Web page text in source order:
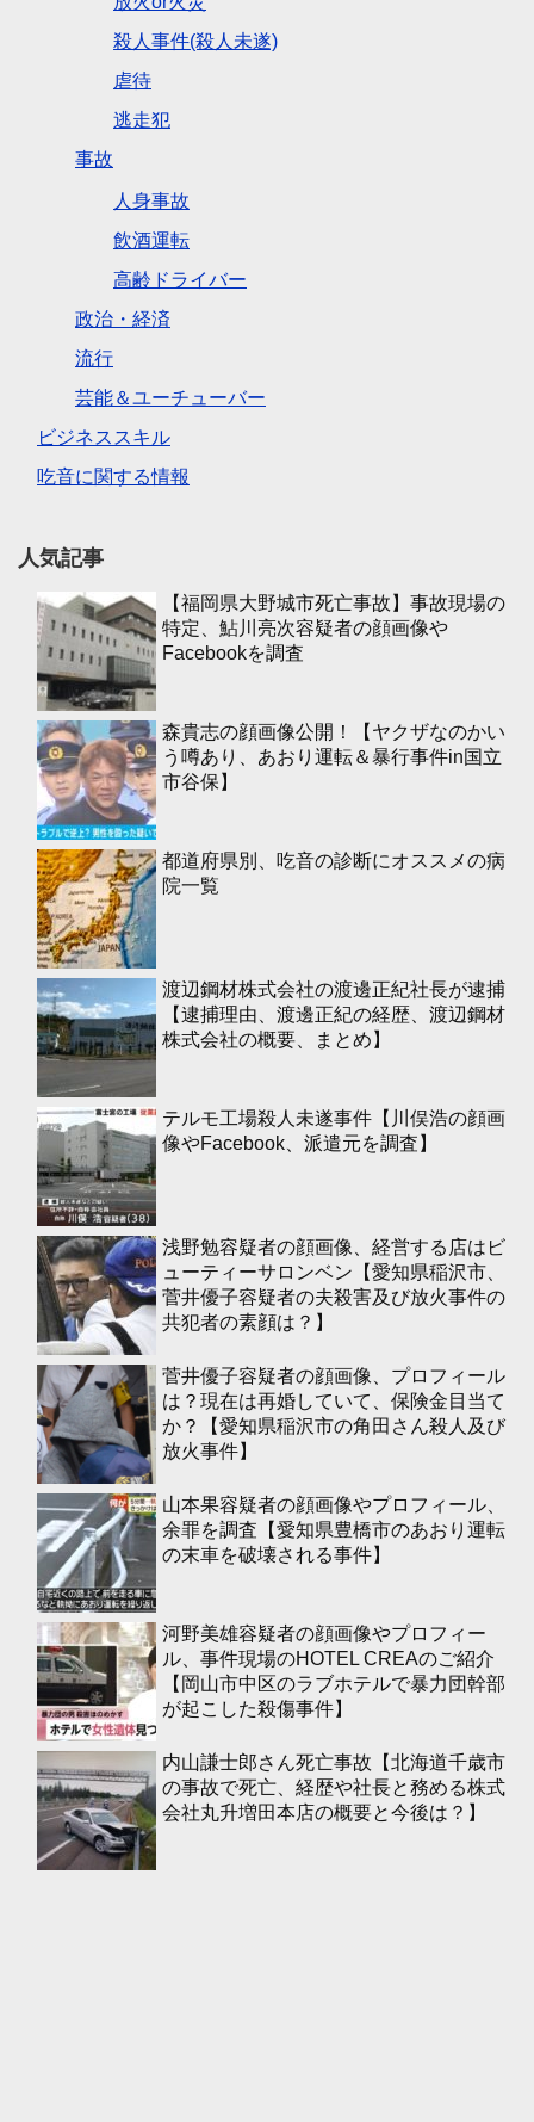
殺人事件(殺人未遂)
虐待
逃走犯
事故
人身事故
飲酒運転
高齢ドライバー
政治・経済
流行
芸能＆ユーチューバー
ビジネススキル
吃音に関する情報
人気記事
【福岡県大野城市死亡事故】事故現場の
特定、鮎川亮次容疑者の顔画像や
Facebookを調査
森貴志の顔画像公開！【ヤクザなのかい
う噂あり、あおり運転＆暴行事件in国立
市谷保】
都道府県別、吃音の診断にオススメの病
院一覧
渡辺鋼材株式会社の渡邊正紀社長が逮捕
【逮捕理由、渡邊正紀の経歴、渡辺鋼材
株式会社の概要、まとめ】
テルモ工場殺人未遂事件【川俣浩の顔画
像やFacebook、派遣元を調査】
浅野勉容疑者の顔画像、経営する店はビ
ューティーサロンベン【愛知県稲沢市、
菅井優子容疑者の夫殺害及び放火事件の
共犯者の素顔は？】
菅井優子容疑者の顔画像、プロフィール
は？現在は再婚していて、保険金目当て
か？【愛知県稲沢市の角田さん殺人及び
放火事件】
山本果容疑者の顔画像やプロフィール、
余罪を調査【愛知県豊橋市のあおり運転
の末車を破壊される事件】
河野美雄容疑者の顔画像やプロフィー
ル、事件現場のHOTEL CREAのご紹介
【岡山市中区のラブホテルで暴力団幹部
が起こした殺傷事件】
内山謙士郎さん死亡事故【北海道千歳市
の事故で死亡、経歴や社長と務める株式
会社丸升増田本店の概要と今後は？】